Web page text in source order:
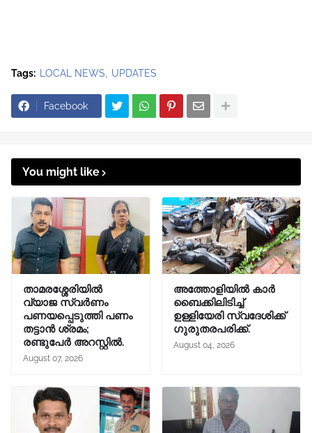
Tags: LOCAL NEWS UPDATES
Facebook
You might like
താമരശ്ശേരിയിൽ
വ്യാജ സ്വർണം
പണയപ്പെടുത്തി പണം
തട്ടാൻ ശ്രമം;
രണ്ടുപേർ അറസ്റ്റിൽ.
August 07, 2026
അത്തോളിയിൽ കാർ
ബൈക്കിലിടിച്ച്
ഉള്ളിയേരി സ്വദേശിക്ക്
ഗുരുതരപരിക്ക്.
August 04, 2026